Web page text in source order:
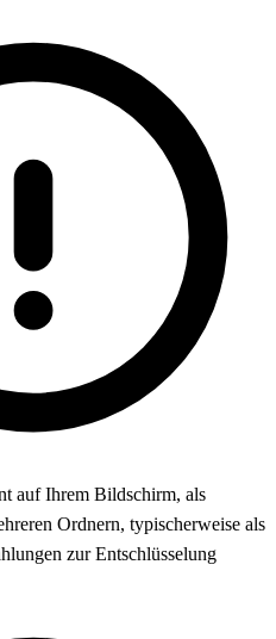
auf Ihrem Bildschirm, als
Ordnern, typischerweise als
zur Entschlüsselung